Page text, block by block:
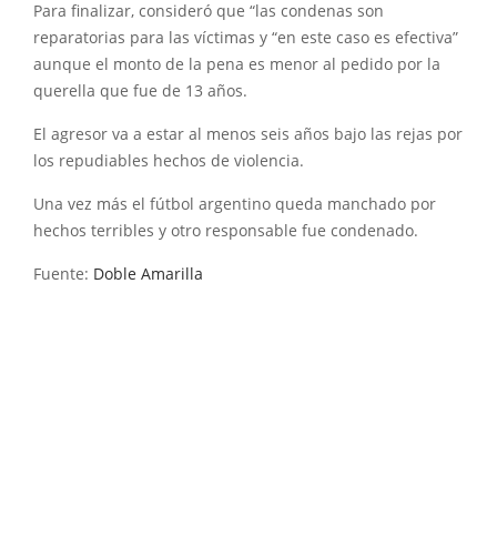
Para finalizar, consideró que “las condenas son
reparatorias para las víctimas y “en este caso es efectiva”
aunque el monto de la pena es menor al pedido por la
querella que fue de 13 años.
El agresor va a estar al menos seis años bajo las rejas por
los repudiables hechos de violencia.
Una vez más el fútbol argentino queda manchado por
hechos terribles y otro responsable fue condenado.
Fuente: Doble Amarilla